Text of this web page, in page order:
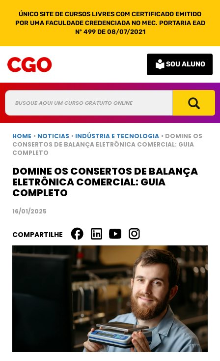
ÚNICO SITE DE CURSOS LIVRES COM CERTIFICADO EMITIDO
POR UMA FACULDADE CREDENCIADA NO MEC. PORTARIA EAD
Nº 499 DE 08/07/2021
SOU ALUNO
HOME > NOTICIAS > INDÚSTRIA E TECNOLOGIA > DOMINE OS
CONSERTOS DE BALANÇA ELETRÔNICA COMERCIAL: GUIA
COMPLETO
DOMINE OS CONSERTOS DE BALANÇA
ELETRÔNICA COMERCIAL: GUIA
COMPLETO
16/01/2025
COMPARTILHE